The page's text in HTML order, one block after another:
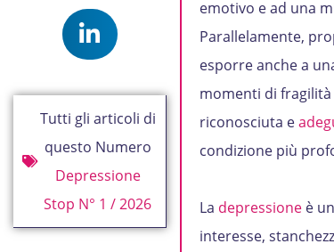
Tutti gli articoli di
questo Numero
Depressione
Stop N° 1 / 2026
emotivo e ad una
Parallelamente,
esporre anche a
momenti di
riconosciuta e
condizione più
La depressione è
interesse,